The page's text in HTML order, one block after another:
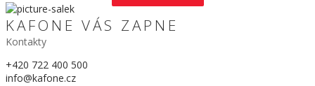
KAFONE VÁS ZAPNE
Kontakty
+420 722 400 500
info@kafone.cz